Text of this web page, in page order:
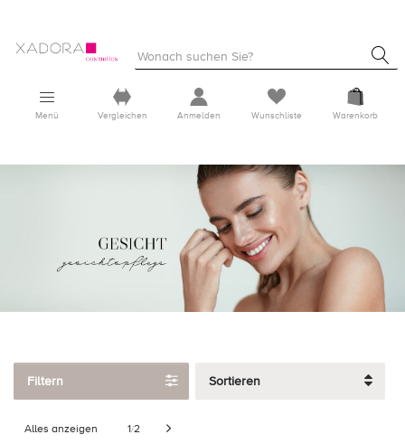
Menü Vergleichen Anmelden Wunschliste Warenkorb
Filtern Sortieren
Alles anzeigen 1/2